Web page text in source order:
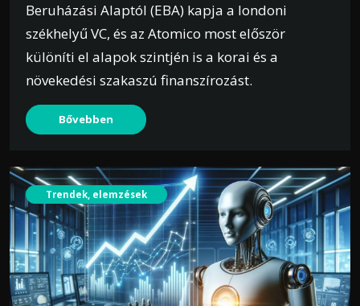
Beruházási Alaptól (EBA) kapja a londoni
székhelyű VC, és az Atomico most először
különíti el alapok szintjén is a korai és a
növekedési szakaszú finanszírozást.
Bővebben
Trendek, elemzések